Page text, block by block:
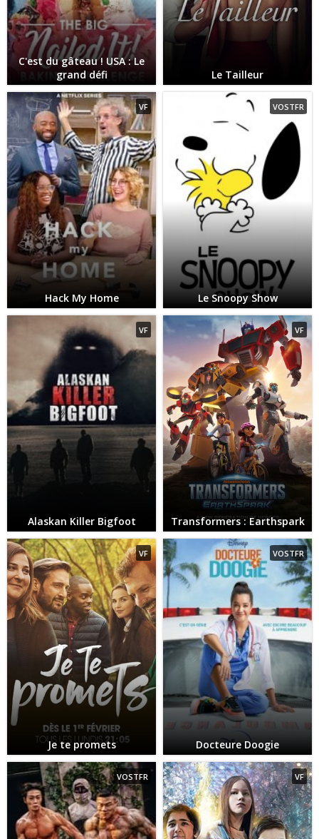
C'est du gâteau ! USA : Le
grand défi
Le Tailleur
VF
Hack My Home
VOSTFR
Le Snoopy Show
VF
Alaskan Killer Bigfoot
VF
Transformers : Earthspark
VF
Je te promets
VOSTFR
Docteure Doogie
VOSTFR VF